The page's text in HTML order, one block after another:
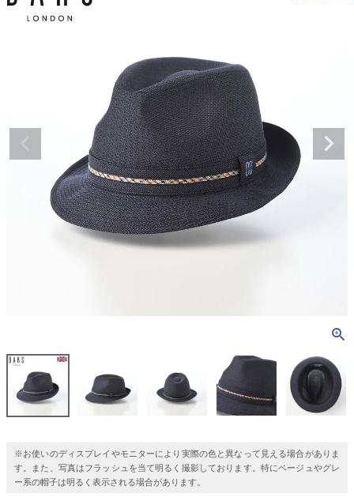
※お使いのディスプレイやモニターにより実際の色と異なって見える場合がありま
す。また、写真はフラッシュを当て明るく撮影しております。特にベージュやグレ
ー系の帽子は明るく表示される場合があります。